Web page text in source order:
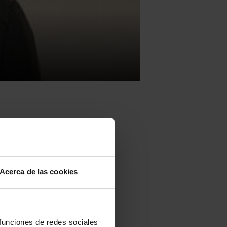
Acerca de las cookies
de redes sociales
tomará el
tomará el